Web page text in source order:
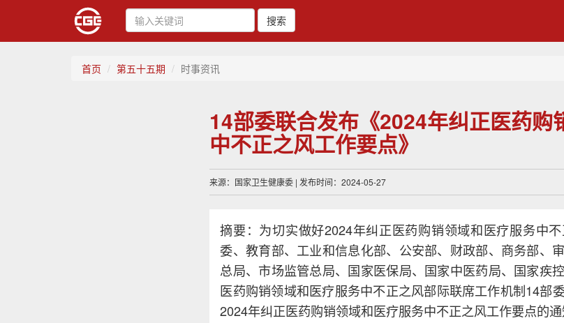
搜索
首页 第五十五期 时事资讯
14部委联合发布《2024年纠正医药购
中不正之风工作要点》
来源：国家卫生健康委 | 发布时间：2024-05-27
摘要：为切实做好2024年纠正医药购销领域和医疗服务中
委、教育部、工业和信息化部、公安部、财政部、商务部、
总局、市场监管总局、国家医保局、国家中医药局、国家疾
医药购销领域和医疗服务中不正之风部际联席工作机制14部
2024年纠正医药购销领域和医疗服务中不正之风工作要点的通